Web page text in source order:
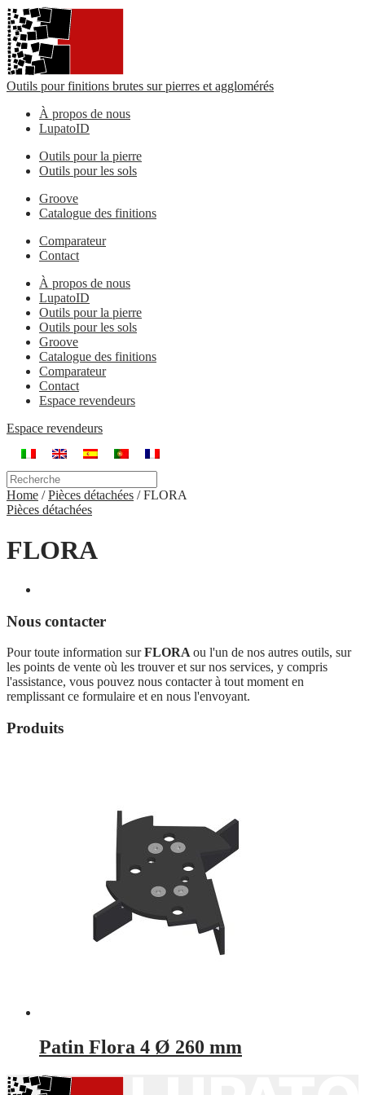
Outils pour finitions brutes sur pierres et agglomérés
À propos de nous
LupatoID
Outils pour la pierre
Outils pour les sols
Groove
Catalogue des finitions
Comparateur
Contact
À propos de nous
LupatoID
Outils pour la pierre
Outils pour les sols
Groove
Catalogue des finitions
Comparateur
Contact
Espace revendeurs
Espace revendeurs
Home /Pièces détachées /FLORA
Pièces détachées
FLORA
Nous contacter
Pour toute information surFLORAou l'un de nos autres outils, sur
les points de vente où les trouver et sur nos services, y compris
l'assistance, vous pouvez nous contacter à tout moment en
remplissant ce formulaire et en nous l'envoyant.
Produits
Patin Flora 4 Ø 260 mm